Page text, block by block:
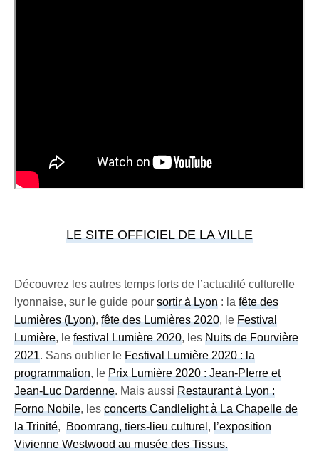
LE SITE OFFICIEL DE LA VILLE
Découvrez les autres temps forts de l’actualité culturelle
lyonnaise, sur le guide poursortir à Lyon : lafête des
Lumières (Lyon),fête des Lumières 2020, leFestival
Lumière, lefestival Lumière 2020, lesNuits de Fourvière
2021. Sans oublier leFestival Lumière 2020 : la
programmation, lePrix Lumière 2020 : Jean-PIerre et
Jean-Luc Dardenne. Mais aussiRestaurant à Lyon :
Forno Nobile, lesconcerts Candlelight à La Chapelle de
la Trinité,Boomrang, tiers-lieu culturel,l’exposition
Vivienne Westwood au musée des Tissus.